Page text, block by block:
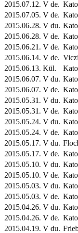
2015.07.12. V de.
2015.07.05. V de.
2015.06.28. V du.
2015.06.28. V de.
2015.06.21. V de.
2015.06.14. V de.
2015.06.13. Kül.
2015.06.07. V du.
2015.06.07. V de.
2015.05.31. V du.
2015.05.31. V de.
2015.05.24. V du.
2015.05.24. V de.
2015.05.17. V du.
2015.05.17. V de.
2015.05.10. V du.
2015.05.10. V de.
2015.05.03. V du.
2015.05.03. V de.
2015.04.26. V du.
2015.04.26. V de.
2015.04.19. V du.